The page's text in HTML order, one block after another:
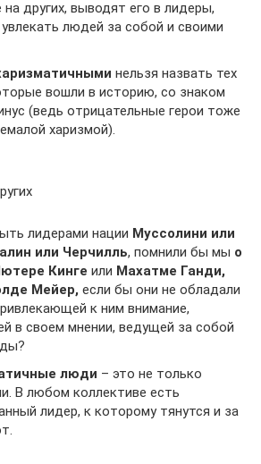
на других, выводят его в лидеры,
людей за собой и своими
нельзя назвать тех
вошли в историю, со знаком
(ведь отрицательные герои тоже
харизмой).
лидерами нации Муссолини или
или Черчилль, помнили бы мы о
Кинге или Махатме Ганди,
Мейер, если бы они не обладали
к ним внимание,
в своем мнении, ведущей за собой
люди – это не только
В любом коллективе есть
лидер, к которому тянутся и за